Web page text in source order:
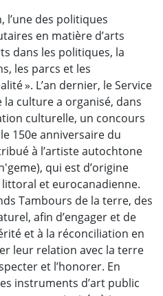
l’une des politiques
en matière d’arts
dans les politiques, la
les parcs et les
». L’an dernier, le Service
culture a organisé, dans
culturelle, un concours
150e anniversaire du
à l’artiste autochtone
qui est d’origine
littoral et eurocanadienne.
Tambours de la terre, des
afin d’engager et de
et à la réconciliation en
leur relation avec la terre
et l’honorer. En
instruments d’art public